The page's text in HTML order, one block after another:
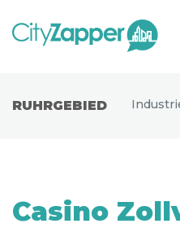
Europa
RUHRGEBIED
Casino